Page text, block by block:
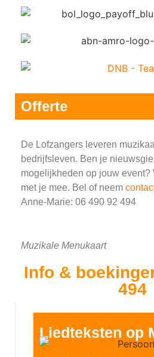
Offerte
De Lofzangers leveren
bedrijfsleven. Ben je
mogelijkheden op jouw event?
met je mee. Bel of neem
Anne-Marie: 06 490 92 494
Muzikale Menukaart
Info &
494
Liedteksten op